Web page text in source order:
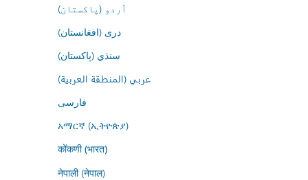
اُردو (پاکستان)
درى (افغانستان)
سنڌي (پاکستان)
عربي (المنطقة العربية)
فارسى
አማርኛ (ኢትዮጵያ)
कोंकणी (भारत)
नेपाली (नेपाल)